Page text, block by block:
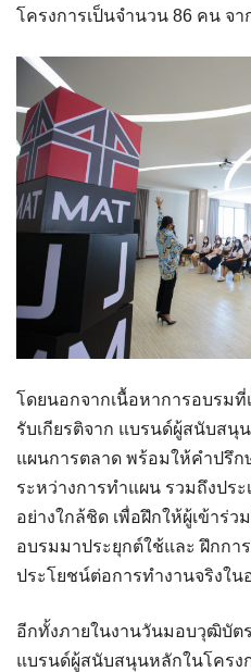
โครงการเป็นจำนวน 86 คน จ
โดยนอกจากเนื้อหาการอบรม
รับเกียรติจาก แบรนด์ผู้สนับสนุ
แผนการตลาด พร้อมให้คำปรึ
ระหว่างการทำแผน รวมถึงปร
อย่างใกล้ชิด เพื่อฝึกให้ผู้เข้าร่
อบรมมาประยุกต์ใช้และ ฝึกกา
ประโยชน์ต่อการทำงานจริงใน
อีกทั้งภายในงานวันมอบวุฒิบัต
แบรนด์ผู้สนับสนุนหลักในโครงก